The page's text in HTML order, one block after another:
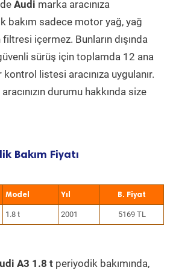
Audi marka aracınıza
bakım sadece motor yağ, yağ
içermez. Bunların dışında
güvenli sürüş için toplamda 12 ana
listesi aracınıza uygulanır.
durumu hakkında size
Bakım Fiyatı
Model Yıl
1.8 t 2001 5169 TL
A3 1.8 t periyodik bakımında,